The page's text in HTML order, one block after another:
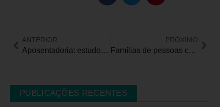
ANTERIOR
Aposentadoria: estudos mostram importância de planejamento previdenciário
PRÓXIMO
Famílias de pessoas com deficiência temem por novas regras, incertezas, medo e insegurança nas escolas públicas de SP
PUBLICAÇÕES RECENTES